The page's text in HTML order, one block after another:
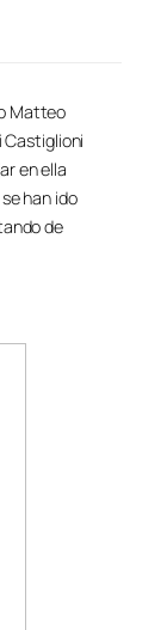
Matteo
en ella
han ido
de